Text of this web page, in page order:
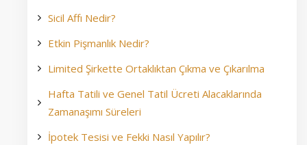
Sicil Affı Nedir?
Etkin Pişmanlık Nedir?
Limited Şirkette Ortaklıktan Çıkma ve Çıkarılma
Hafta Tatili ve Genel Tatil Ücreti Alacaklarında
Zamanaşımı Süreleri
İpotek Tesisi ve Fekki Nasıl Yapılır?